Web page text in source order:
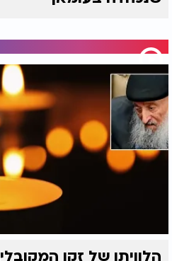
הלוויתו של זקן